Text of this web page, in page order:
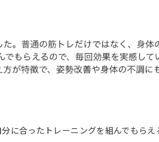
に合ったトレーニングを組んでもらえ